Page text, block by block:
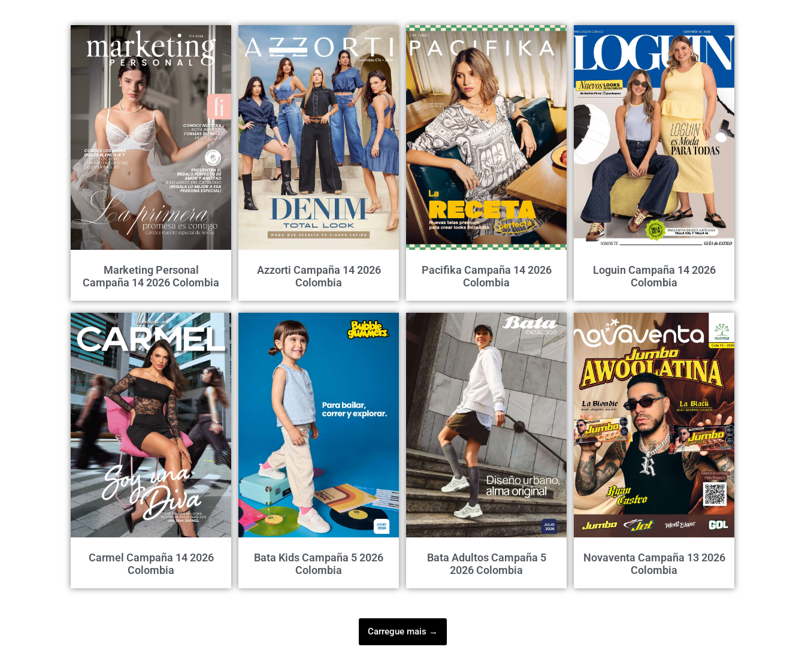
Marketing Personal
Campaña 14 2026 Colombia
Azzorti Campaña 14 2026
Colombia
Pacifika Campaña 14 2026
Colombia
Loguin Campaña 14 2026
Colombia
Carmel Campaña 14 2026
Colombia
Bata Kids Campaña 5 2026
Colombia
Bata Adultos Campaña 5
2026 Colombia
Novaventa Campaña 13 2026
Colombia
Carregue mais →